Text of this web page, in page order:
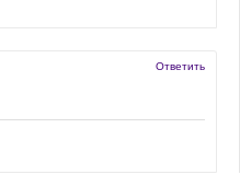
Ответить